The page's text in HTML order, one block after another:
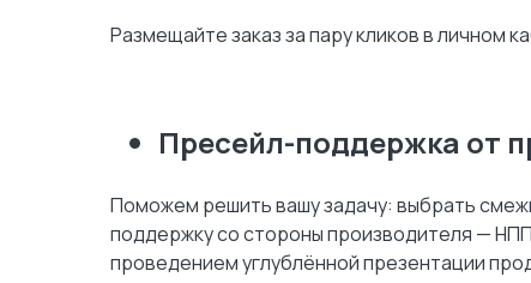
Размещайте заказ за пару кликов в личном
Пресейл-поддержка от
Поможем решить вашу задачу: выбрать
поддержку со стороны производителя —
проведением углублённой презентации